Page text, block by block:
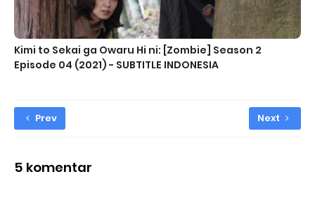
Kimi to Sekai ga Owaru Hi ni: [Zombie] Season 2
Episode 04 (2021) - SUBTITLE INDONESIA
Prev Next
5 komentar